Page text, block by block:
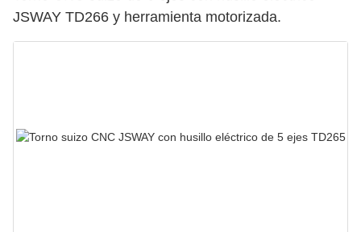
JSWAY TD266 y herramienta motorizada.